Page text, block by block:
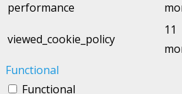
performance
viewed_cookie_policy
11
Functional
Functional